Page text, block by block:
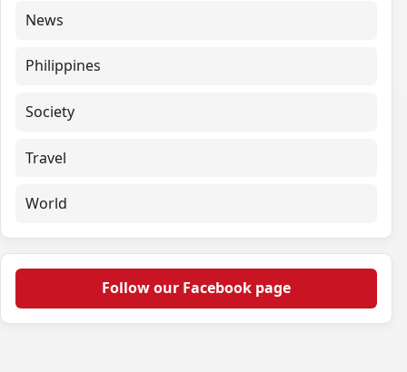
News
Philippines
Society
Travel
World
Follow our Facebook page